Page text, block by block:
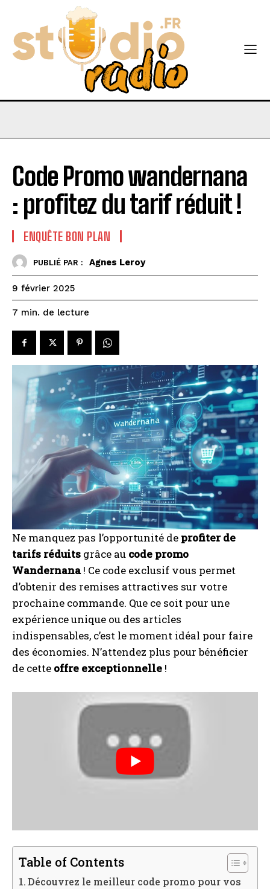
Code Promo wandernana
: profitez du tarif réduit !
ENQUÊTE BON PLAN
PUBLIÉ PAR : Agnes Leroy
9 février 2025
7 min. de lecture
Ne manquez pas l’opportunité de profiter de
tarifs réduits grâce au code promo
Wandernana! Ce code exclusif vous permet
d’obtenir des remises attractives sur votre
prochaine commande. Que ce soit pour une
expérience unique ou des articles
indispensables, c’est le moment idéal pour faire
des économies. N’attendez plus pour bénéficier
de cette offre exceptionnelle !
Table of Contents
Découvrez le meilleur code promo pour vos